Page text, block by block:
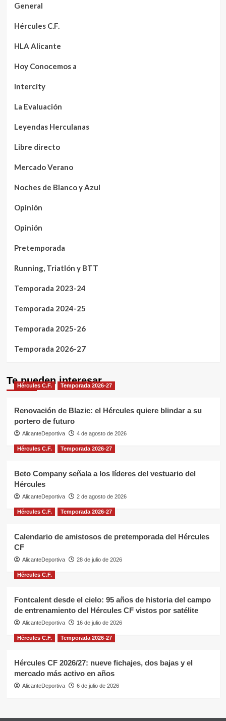
General
Hércules C.F.
HLA Alicante
Hoy Conocemos a
Intercity
La Evaluación
Leyendas Herculanas
Libre directo
Mercado Verano
Noches de Blanco y Azul
Opinión
Opinión
Pretemporada
Running, Triatlón y BTT
Temporada 2023-24
Temporada 2024-25
Temporada 2025-26
Temporada 2026-27
Te pueden interesar
Hércules C.F. Temporada 2026-27
Renovación de Blazic: el Hércules quiere blindar a su
portero de futuro
AlicanteDeportiva 4 de agosto de 2026
Hércules C.F. Temporada 2026-27
Beto Company señala a los líderes del vestuario del
Hércules
AlicanteDeportiva 2 de agosto de 2026
Hércules C.F. Temporada 2026-27
Calendario de amistosos de pretemporada del Hércules
CF
AlicanteDeportiva 28 de julio de 2026
Hércules C.F.
Fontcalent desde el cielo: 95 años de historia del campo
de entrenamiento del Hércules CF vistos por satélite
AlicanteDeportiva 16 de julio de 2026
Hércules C.F. Temporada 2026-27
Hércules CF 2026/27: nueve fichajes, dos bajas y el
mercado más activo en años
AlicanteDeportiva 6 de julio de 2026